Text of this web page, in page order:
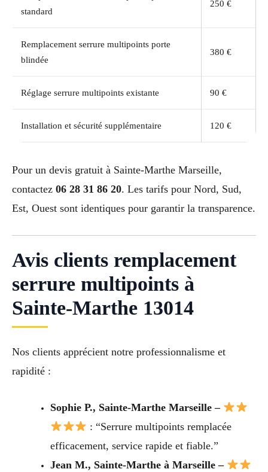
standard
250 €
Remplacement serrure multipoints porte
blindée
380 €
Réglage serrure multipoints existante 90 €
Installation et sécurité supplémentaire 120 €
Pour un devis gratuit à Sainte-Marthe Marseille,
contactez 06 28 31 86 20. Les tarifs pour Nord, Sud,
Est, Ouest sont identiques pour garantir la transparence.
Avis clients remplacement
serrure multipoints à
Sainte-Marthe 13014
Nos clients apprécient notre professionnalisme et
rapidité :
Sophie P., Sainte-Marthe Marseille –
: “Serrure multipoints remplacée
efficacement, service rapide et fiable.”
Jean M., Sainte-Marthe à Marseille –